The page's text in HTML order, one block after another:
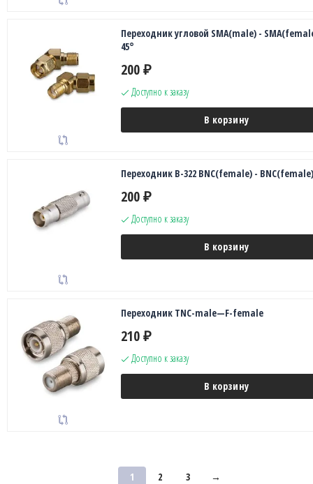
Переходник угловой SMA(male) -
45°
200 ₽
Доступно к заказу
В корзину
Переходник B-322 BNC(female) - BNC(female)
200 ₽
Доступно к заказу
В корзину
Переходник TNC-male—F-female
210 ₽
Доступно к заказу
В корзину
1 2 3 →